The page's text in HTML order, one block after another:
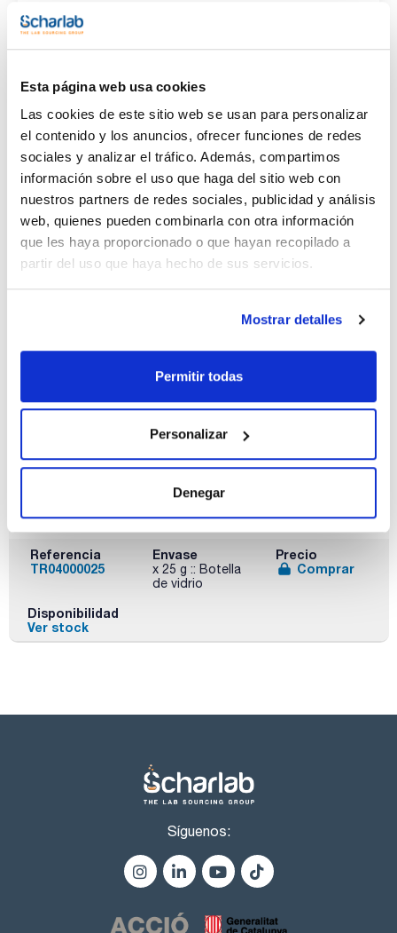
Esta página web usa cookies
Las cookies de este sitio web se usan para personalizar
el contenido y los anuncios, ofrecer funciones de redes
sociales y analizar el tráfico. Además, compartimos
información sobre el uso que haga del sitio web con
nuestros partners de redes sociales, publicidad y análisis
web, quienes pueden combinarla con otra información
que les haya proporcionado o que hayan recopilado a
partir del uso que haya hecho de sus servicios.
Mostrar detalles
Permitir todas
Personalizar
Denegar
Presentación
Capacidad
x 100 g
Ver stock
extra puro
Tipo de envase
Referencia
TR04000025
Envase
x 25 g :: Botella
de vidrio
Precio
Comprar
Disponibilidad
Ver stock
Síguenos: